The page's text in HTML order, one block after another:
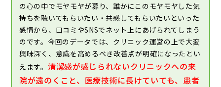
の心の中でモヤモヤが募り、誰かにこのモヤモヤした気
持ちを聴いてもらいたい・共感してもらいたいといった
感情から、口コミやSNSでネット上にあげられてしまう
のです。今回のデータでは、クリニック運営の上で大変
興味深く、意識を高めるべき改善点が明確になったとい
えます。 清潔感が感じられないクリニックへの来
院が遠のくこと、医療技術に長けていても、患者